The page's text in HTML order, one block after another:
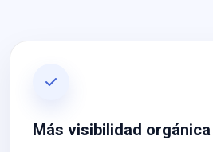
Más visibilidad orgánica